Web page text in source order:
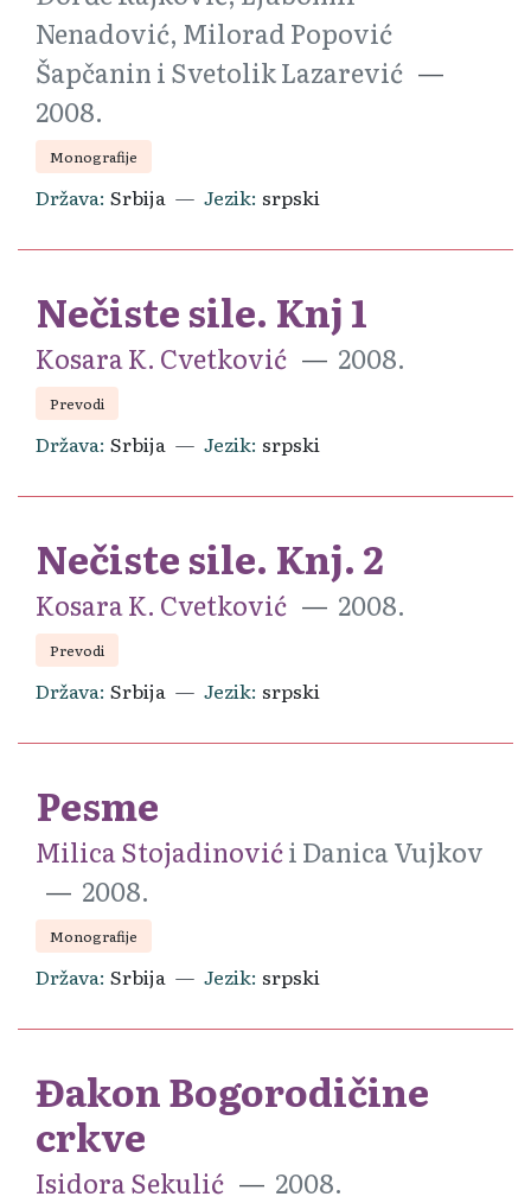
Nenadović, Milorad Popović
Šapčanin i Svetolik Lazarević
2008.
Monografije
Država Srbija Jezik srpski
Nečiste sile. Knj 1
Kosara K. Cvetković 2008.
Prevodi
Država Srbija Jezik srpski
Nečiste sile. Knj. 2
Kosara K. Cvetković 2008.
Prevodi
Država Srbija Jezik srpski
Pesme
Milica Stojadinovići Danica Vujkov
2008.
Monografije
Država Srbija Jezik srpski
Đakon Bogorodičine
crkve
Isidora Sekulić 2008.